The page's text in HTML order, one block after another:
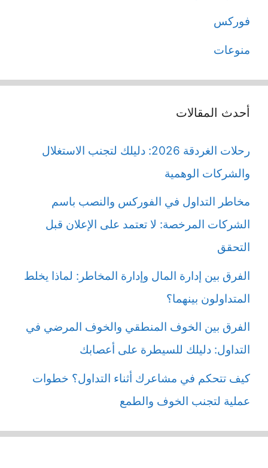
فوركس
منوعات
أحدث المقالات
رحلات الغردقة 2026: دليلك لتجنب الاستغلال
والشركات الوهمية
مخاطر التداول في الفوركس والنصب باسم
الشركات المرخصة: لا تعتمد على الإعلان قبل
التحقق
الفرق بين إدارة المال وإدارة المخاطر: لماذا يخلط
المتداولون بينهما؟
الفرق بين الخوف المنطقي والخوف المرضي في
التداول: دليلك للسيطرة على أعصابك
كيف تتحكم في مشاعرك أثناء التداول؟ خطوات
عملية لتجنب الخوف والطمع